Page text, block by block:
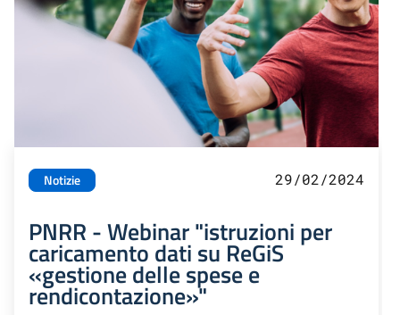
Notizie 29/02/2024
PNRR - Webinar "istruzioni per
caricamento dati su ReGiS
«gestione delle spese e
rendicontazione»"